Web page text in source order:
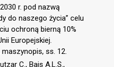
r. pod nazwą
do naszego życia” celu
ochroną bierną 10%
Europejskiej.
maszynopis, ss. 12.
C., Bais A.L.S.,